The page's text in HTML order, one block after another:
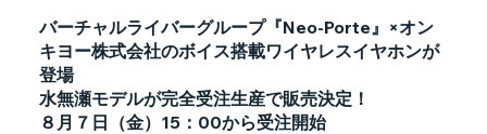
バーチャルライバーグループ『Neo-Porte』×オン
キヨー株式会社のボイス搭載ワイヤレスイヤホンが
登場
水無瀬モデルが完全受注生産で販売決定！
８月７日（金）15：00から受注開始